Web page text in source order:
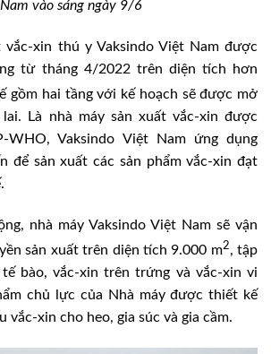
Nam vào sáng ngày 9/6
vắc-xin thú y Vaksindo Việt Nam được
từ tháng 4/2022 trên diện tích hơn
gồm hai tầng với kế hoạch sẽ được mở
Là nhà máy sản xuất vắc-xin được
WHO, Vaksindo Việt Nam ứng dụng
để sản xuất các sản phẩm vắc-xin đạt
nhà máy Vaksindo Việt Nam sẽ vận
sản xuất trên diện tích 9.000 m2, tập
bào, vắc-xin trên trứng và vắc-xin vi
chủ lực của Nhà máy được thiết kế
vắc-xin cho heo, gia súc và gia cầm.